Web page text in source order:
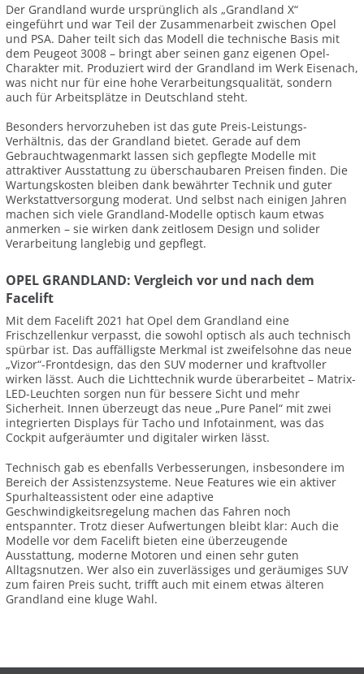
Der Grandland wurde ursprünglich als „Grandland X“
eingeführt und war Teil der Zusammenarbeit zwischen Opel
und PSA. Daher teilt sich das Modell die technische Basis mit
dem Peugeot 3008 – bringt aber seinen ganz eigenen Opel-
Charakter mit. Produziert wird der Grandland im Werk Eisenach,
was nicht nur für eine hohe Verarbeitungsqualität, sondern
auch für Arbeitsplätze in Deutschland steht.
Besonders hervorzuheben ist das gute Preis-Leistungs-
Verhältnis, das der Grandland bietet. Gerade auf dem
Gebrauchtwagenmarkt lassen sich gepflegte Modelle mit
attraktiver Ausstattung zu überschaubaren Preisen finden. Die
Wartungskosten bleiben dank bewährter Technik und guter
Werkstattversorgung moderat. Und selbst nach einigen Jahren
machen sich viele Grandland-Modelle optisch kaum etwas
anmerken – sie wirken dank zeitlosem Design und solider
Verarbeitung langlebig und gepflegt.
OPEL GRANDLAND: Vergleich vor und nach dem
Facelift
Mit dem Facelift 2021 hat Opel dem Grandland eine
Frischzellenkur verpasst, die sowohl optisch als auch technisch
spürbar ist. Das auffälligste Merkmal ist zweifelsohne das neue
„Vizor“-Frontdesign, das den SUV moderner und kraftvoller
wirken lässt. Auch die Lichttechnik wurde überarbeitet – Matrix-
LED-Leuchten sorgen nun für bessere Sicht und mehr
Sicherheit. Innen überzeugt das neue „Pure Panel“ mit zwei
integrierten Displays für Tacho und Infotainment, was das
Cockpit aufgeräumter und digitaler wirken lässt.
Technisch gab es ebenfalls Verbesserungen, insbesondere im
Bereich der Assistenzsysteme. Neue Features wie ein aktiver
Spurhalteassistent oder eine adaptive
Geschwindigkeitsregelung machen das Fahren noch
entspannter. Trotz dieser Aufwertungen bleibt klar: Auch die
Modelle vor dem Facelift bieten eine überzeugende
Ausstattung, moderne Motoren und einen sehr guten
Alltagsnutzen. Wer also ein zuverlässiges und geräumiges SUV
zum fairen Preis sucht, trifft auch mit einem etwas älteren
Grandland eine kluge Wahl.